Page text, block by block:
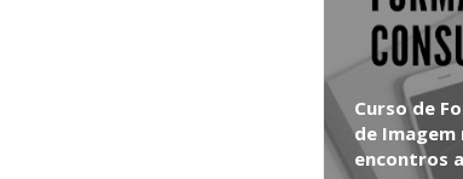
Curso de
de Imagem
encontros